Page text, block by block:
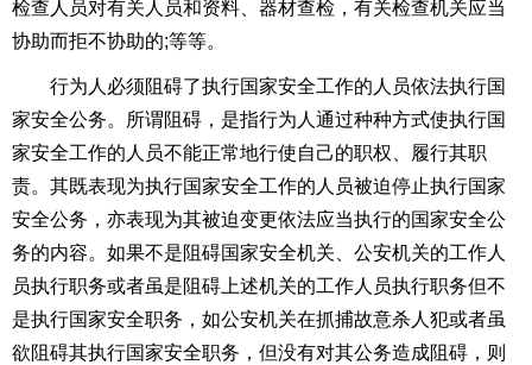
检查人员对有关人员和资料、器材查检，有关检查机关应当
协助而拒不协助的;等等。
行为人必须阻碍了执行国家安全工作的人员依法执行国
家安全公务。所谓阻碍，是指行为人通过种种方式使执行国
家安全工作的人员不能正常地行使自己的职权、履行其职
责。其既表现为执行国家安全工作的人员被迫停止执行国家
安全公务，亦表现为其被迫变更依法应当执行的国家安全公
务的内容。如果不是阻碍国家安全机关、公安机关的工作人
员执行职务或者虽是阻碍上述机关的工作人员执行职务但不
是执行国家安全职务，如公安机关在抓捕故意杀人犯或者虽
欲阻碍其执行国家安全职务，但没有对其公务造成阻碍，则